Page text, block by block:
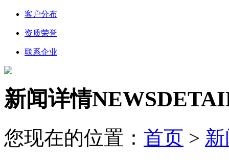
客户分布
资质荣誉
联系企业
新闻详情
您现在的位置： 首页 >